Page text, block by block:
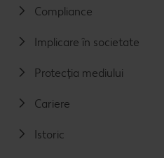
Compliance
Implicare în societate
Protecția mediului
Cariere
Istoric